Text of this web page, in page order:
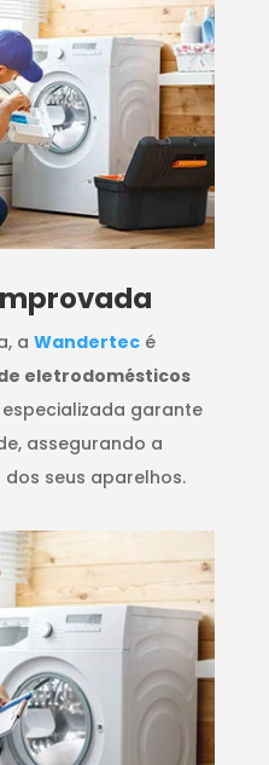
a Wandertecé
eletrodomésticos
especializada garante
assegurando a
seus aparelhos.